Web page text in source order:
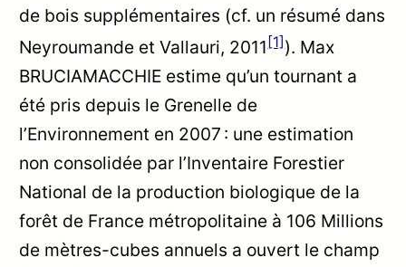
de bois supplémentaires (cf. un résumé dans
Neyroumande et Vallauri, 2011[1]). Max
BRUCIAMACCHIE estime qu’un tournant a
été pris depuis le Grenelle de
l’Environnement en 2007 : une estimation
non consolidée par l’Inventaire Forestier
National de la production biologique de la
forêt de France métropolitaine à 106 Millions
de mètres-cubes annuels a ouvert le champ